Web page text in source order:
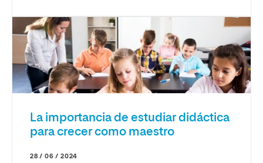
La importancia de estudiar didáctica
para crecer como maestro
28 / 06 / 2024